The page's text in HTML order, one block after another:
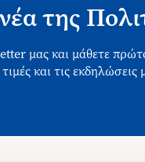
της
μας και μάθετε
τιμές και τις εκδηλώσεις